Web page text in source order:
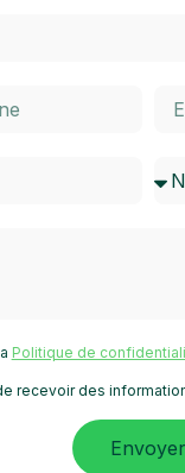
Politique de
recevoir des
Envoyer